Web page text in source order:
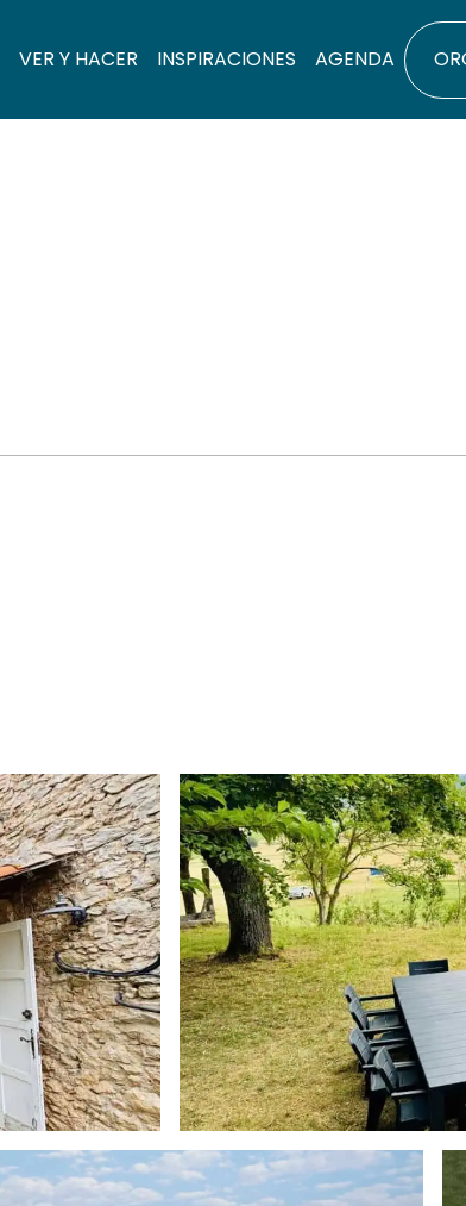
VER Y HACER INSPIRACIONES AGENDA